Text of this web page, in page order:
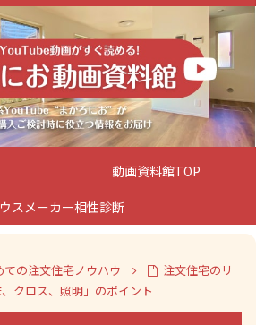
動画資料館TOP
スメーカー相性診断
ての注文住宅ノウハウ
注文住宅のリ
クロス、照明」のポイント